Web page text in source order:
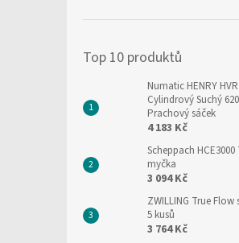
Top 10 produktů
Numatic HENRY
Cylindrový Suchý
Prachový sáček
4 183 Kč
Scheppach
myčka
3 094 Kč
ZWILLING True
5 kusů
3 764 Kč